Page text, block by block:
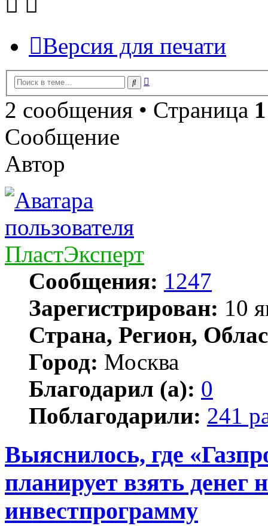
Версия для печати
Поиск
2 сообщения • Страница 1
Сообщение
Автор
ПластЭксперт
Сообщения: 1247
Зарегистрирован: 10
Страна, Регион,
Город: Москва
Благодарил (а): 0
Поблагодарили: 241
Выяснилось, где
планирует взять денег
инвестпрограмму